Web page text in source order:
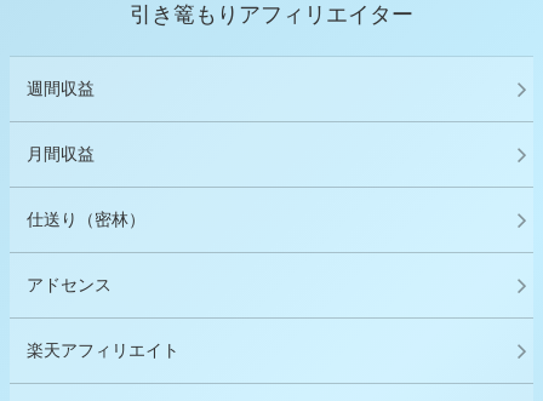
引き篭もりアフィリエイター
週間収益
月間収益
仕送り（密林）
アドセンス
楽天アフィリエイト